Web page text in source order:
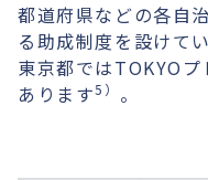
都道府県などの各自
る助成制度を設けて
東京都ではTOKYO
あります5） 。